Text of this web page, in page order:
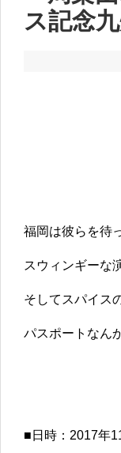
ス記念
福岡は彼らを待
スウィンギーな
そしてスパイス
パスポートなん
■日時：2017年